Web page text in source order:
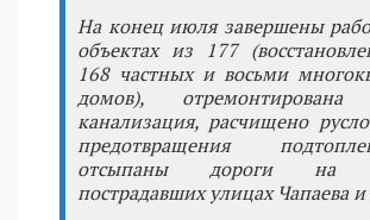
На конец июля завершены
объектах из 177
168 частных и восьми
домов), отремонтирована
канализация, расчищено
предотвращения
отсыпаны дороги на
пострадавших улицах Чапаева